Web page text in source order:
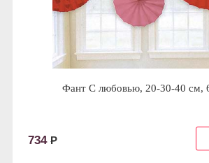
Фант С любовью, 20-30-40 см,
734 Р